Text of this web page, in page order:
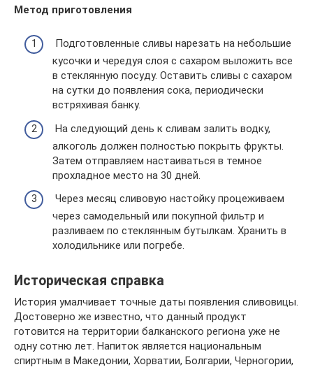
Метод приготовления
Подготовленные сливы нарезать на небольшие
кусочки и чередуя слоя с сахаром выложить все
в стеклянную посуду. Оставить сливы с сахаром
на сутки до появления сока, периодически
встряхивая банку.
На следующий день к сливам залить водку,
алкоголь должен полностью покрыть фрукты.
Затем отправляем настаиваться в темное
прохладное место на 30 дней.
Через месяц сливовую настойку процеживаем
через самодельный или покупной фильтр и
разливаем по стеклянным бутылкам. Хранить в
холодильнике или погребе.
Историческая справка
История умалчивает точные даты появления сливовицы.
Достоверно же известно, что данный продукт
готовится на территории балканского региона уже не
одну сотню лет. Напиток является национальным
спиртным в Македонии, Хорватии, Болгарии, Черногории,